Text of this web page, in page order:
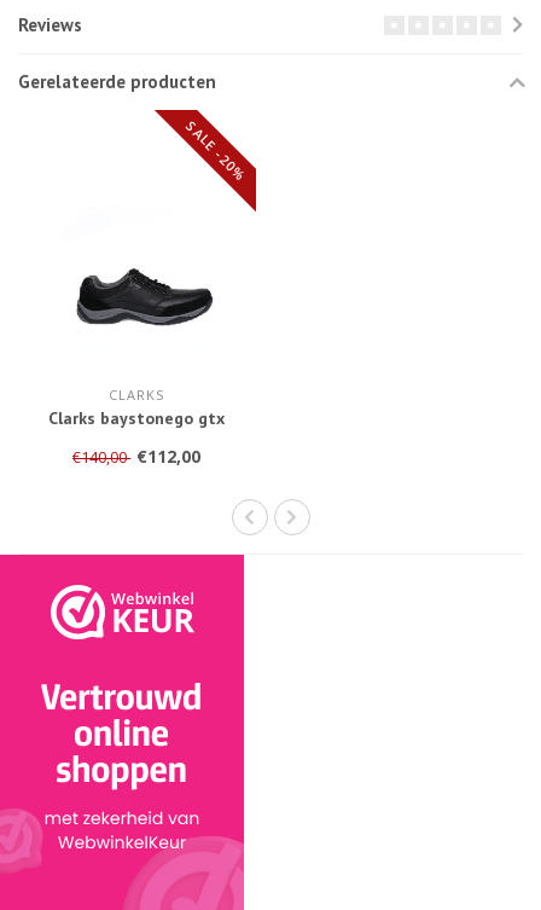
Reviews
Gerelateerde producten
SALE -20%
CLARKS
Clarks baystonego gtx
€140,00 €112,00